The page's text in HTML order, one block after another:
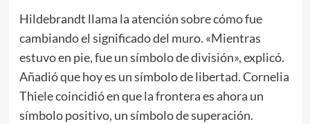
Hildebrandt llama la atención sobre cómo fue
cambiando el significado del muro. «Mientras
estuvo en pie, fue un símbolo de división», explicó.
Añadió que hoy es un símbolo de libertad. Cornelia
Thiele coincidió en que la frontera es ahora un
símbolo positivo, un símbolo de superación.